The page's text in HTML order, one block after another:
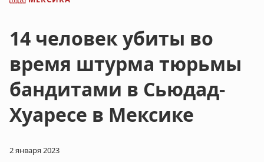
14 человек убиты во
время штурма тюрьмы
бандитами в Сьюдад-
Хуаресе в Мексике
2 января 2023